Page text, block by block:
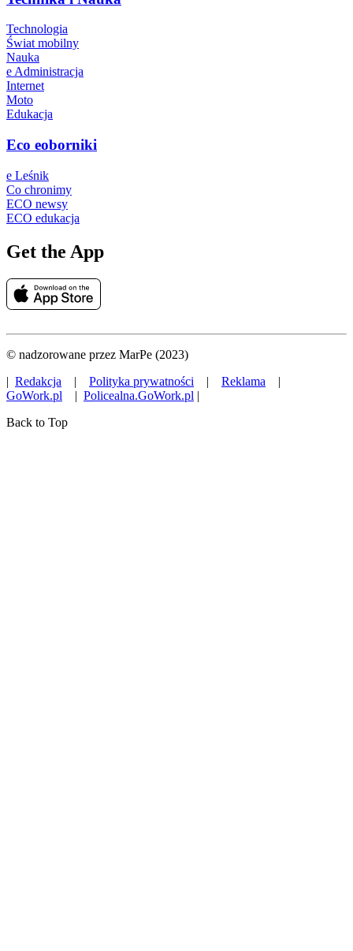
Technologia
Świat mobilny
Nauka
e Administracja
Internet
Moto
Edukacja
Eco eoborniki
e Leśnik
Co chronimy
ECO newsy
ECO edukacja
Get the App
© nadzorowane przez MarPe (2023)
| Redakcja | Polityka prywatności | Reklama |
GoWork.pl | Policealna.GoWork.pl |
Back to Top